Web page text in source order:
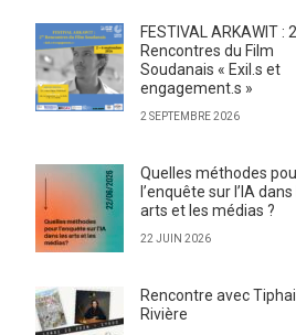
FESTIVAL ARKAWIT :
Rencontres du Film
Soudanais « Exil.s et
engagement.s »
2 SEPTEMBRE 2026
Quelles méthodes
l’enquête sur l’IA dans
arts et les médias ?
22 JUIN 2026
Rencontre avec
Rivière